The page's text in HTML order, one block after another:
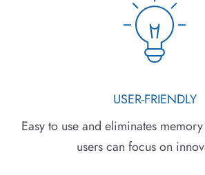
USER-FRIENDLY
Easy to use and eliminates
users can focus on